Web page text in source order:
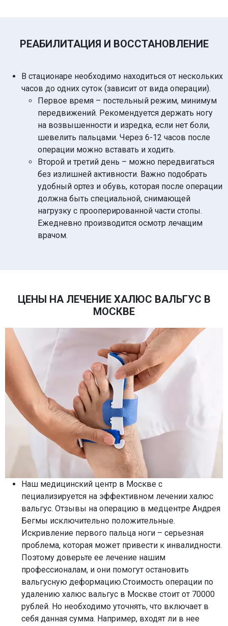
РЕАБИЛИТАЦИЯ И ВОССТАНОВЛЕНИЕ
В стационаре необходимо находиться от нескольких
часов до одних суток (зависит от вида операции).
Первое время – постельный режим, минимум
передвижений. Рекомендуется держать ногу
на возвышенности и изредка, если нет боли,
шевелить пальцами. Через 6-12 часов после
операции можно вставать и ходить.
Второй и третий день – можно передвигаться
без излишней активности. Важно подобрать
удобный ортез и обувь, которая после операции
должна быть специальной, снимающей
нагрузку с прооперированной части стопы.
Ежедневно производится осмотр лечащим
врачом.
ЦЕНЫ НА ЛЕЧЕНИЕ ХАЛЮС ВАЛЬГУС В
МОСКВЕ
Наш медицинский центр в Москве с
пециализируется на эффективном лечении халюс
вальгус. Отзывы на операцию в медцентре Андрея
Бегмы исключительно положительные.
Искривление первого пальца ноги – серьезная
проблема, которая может привести к инвалидности.
Поэтому доверьте ее лечение нашим
профессионалам, и они помогут остановить
вальгусную деформацию.Стоимость операции по
удалению халюс вальгус в Москве стоит от 70000
рублей. Но необходимо уточнять, что включает в
себя данная сумма. Например, входят ли в нее